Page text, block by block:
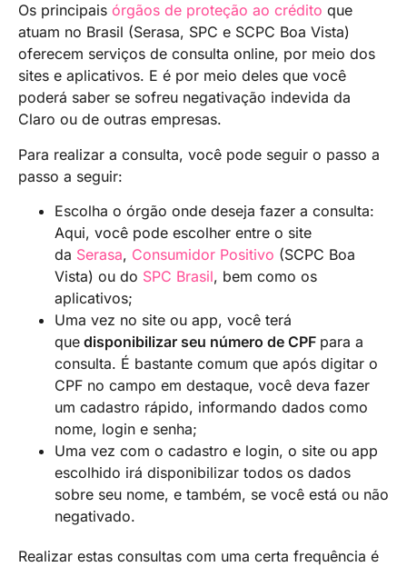
Os principais órgãos de proteção ao crédito que
atuam no Brasil (Serasa, SPC e SCPC Boa Vista)
oferecem serviços de consulta online, por meio dos
sites e aplicativos. E é por meio deles que você
poderá saber se sofreu negativação indevida da
Claro ou de outras empresas.
Para realizar a consulta, você pode seguir o passo a
passo a seguir:
Escolha o órgão onde deseja fazer a consulta:
Aqui, você pode escolher entre o site
da Serasa, Consumidor Positivo (SCPC Boa
Vista) ou do SPC Brasil, bem como os
aplicativos;
Uma vez no site ou app, você terá
que disponibilizar seu número de CPF para a
consulta. É bastante comum que após digitar o
CPF no campo em destaque, você deva fazer
um cadastro rápido, informando dados como
nome, login e senha;
Uma vez com o cadastro e login, o site ou app
escolhido irá disponibilizar todos os dados
sobre seu nome, e também, se você está ou não
negativado.
Realizar estas consultas com uma certa frequência é